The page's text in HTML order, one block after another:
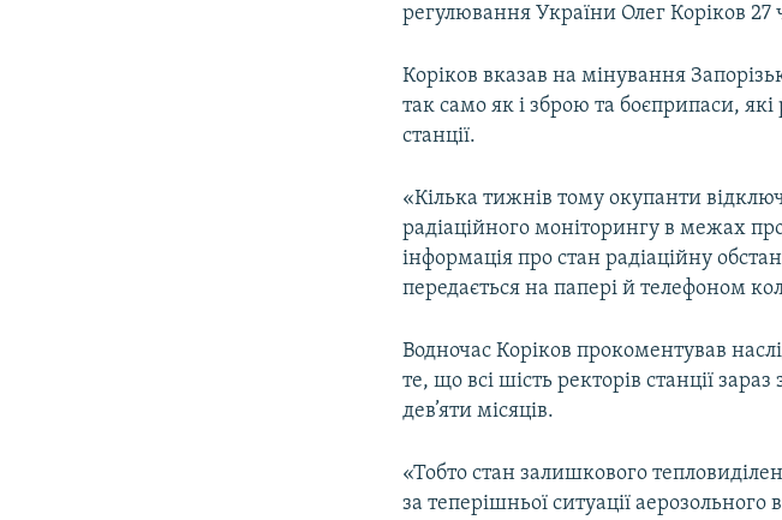
регулювання України Олег Коріков 27
Коріков вказав на мінування
так само як і зброю та боєприпаси, які
станції.
«Кілька тижнів тому окупанти
радіаційного моніторингу в межах
інформація про стан радіаційну
передається на папері й телефоном
Водночас Коріков прокоментував
те, що всі шість ректорів станції
дев’яти місяців.
«Тобто стан залишкового
за теперішньої ситуації